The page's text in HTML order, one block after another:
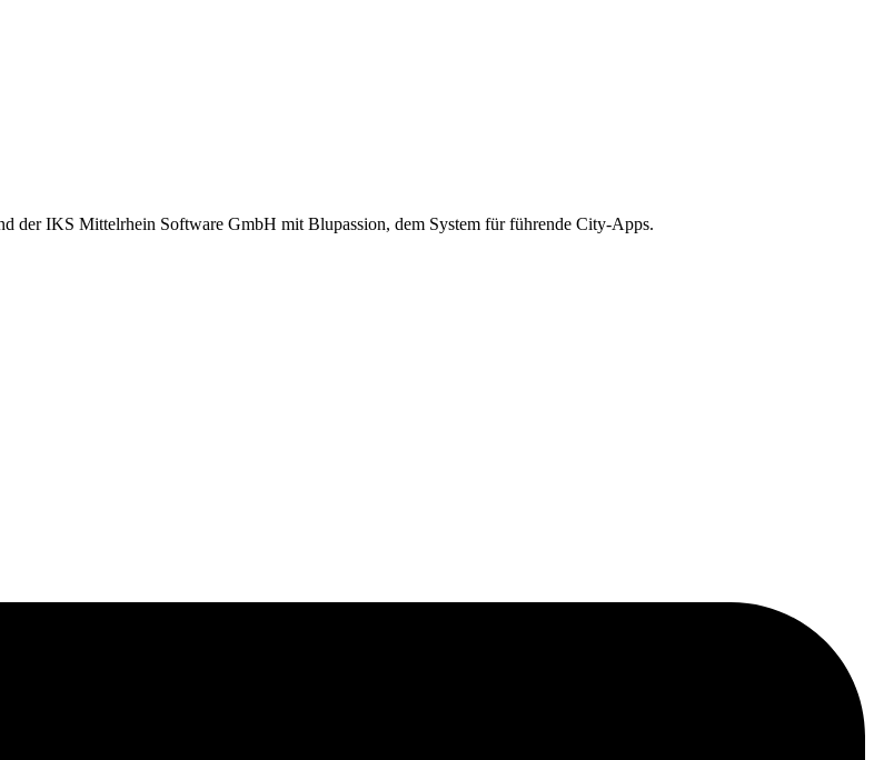
der IKS Mittelrhein Software GmbH mit Blupassion, dem System für führende City-Apps.